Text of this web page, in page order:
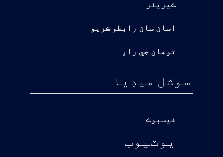
ڪيريئر
اسان سان رابطو ڪريو
توهان جي راءِ
سوشل ميڊيا
فيسبوڪ
يوٽيوب